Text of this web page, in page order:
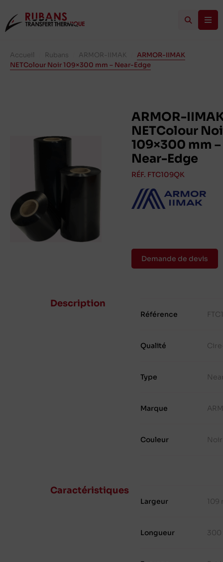
Accueil Rubans ARMOR-IIMAK
ARMOR-IIMAK
NETColour Noir 109×300 mm – Near-Edge
ARMOR-
NETColour
109×300 mm –
Near-Edge
RÉF. FTC109QK
Demande de devis
Description
Référence
Qualité
Type
Marque
Couleur Noir
Caractéristiques
Largeur 109
Longueur 300